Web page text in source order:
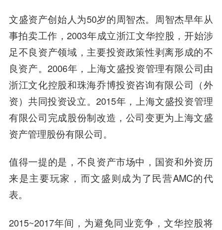
文盛资产创始人为50岁的周智杰。周智杰早年从
事拍卖工作，2003年成立浙江文华控股，开始涉
足不良资产领域，主要投资政策性剥离形成的不
良资产。2006年，上海文盛投资管理有限公司由
浙江文化控股和珠海乔博投资咨询有限公司（外
资）共同投资设立。2015年，上海文盛投资管理
有限公司完成股份制改造，公司变更为上海文盛
资产管理股份有限公司。
值得一提的是，不良资产市场中，国资和外资历
来是主要玩家，而文盛则成为了民营AMC的代
表。
2015~2017年间，为避免同业竞争，文华控股将